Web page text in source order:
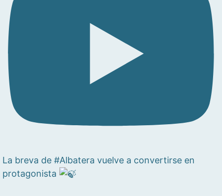
La breva de #Albatera vuelve a convertirse en
protagonista